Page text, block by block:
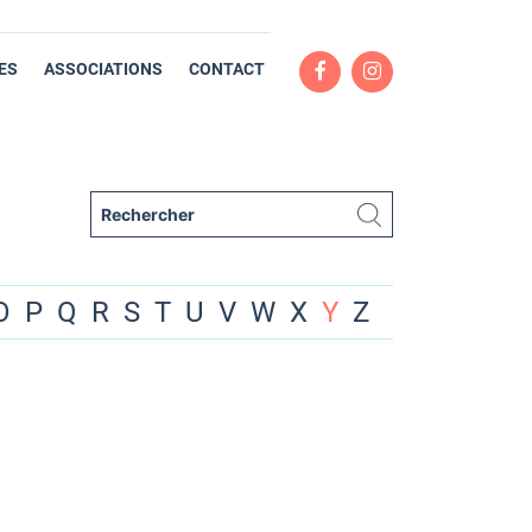
ASSOCIATIONS CONTACT
P Q R S T U V W X Y Z